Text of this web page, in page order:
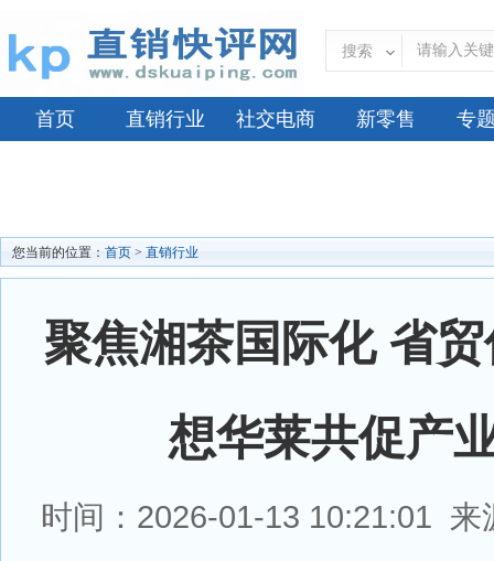
搜索
首页 直销行业 社交电商 新零售 专
您当前的位置： 首页 > 直销行业
聚焦湘茶国际化 省
想华莱共促产
时间：2026-01-13 10:21:01